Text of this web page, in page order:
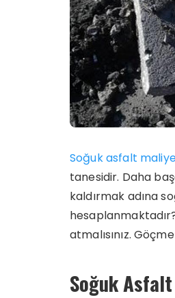
Soğuk asfalt
tanesidir. Daha
kaldırmak adına
atmalısınız.
Soğuk